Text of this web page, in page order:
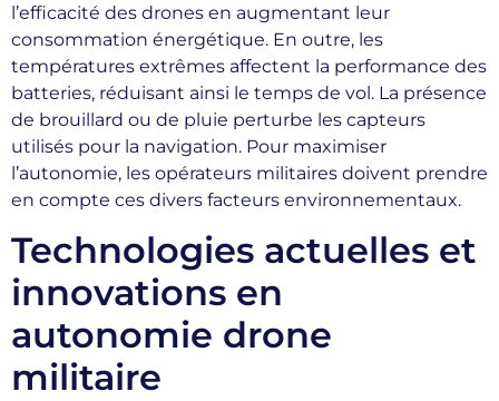
l’efficacité des drones en augmentant leur
consommation énergétique. En outre, les
températures extrêmes affectent la performance des
batteries, réduisant ainsi le temps de vol. La présence
de brouillard ou de pluie perturbe les capteurs
utilisés pour la navigation. Pour maximiser
l’autonomie, les opérateurs militaires doivent prendre
en compte ces divers facteurs environnementaux.
Technologies actuelles et
innovations en
autonomie drone
militaire